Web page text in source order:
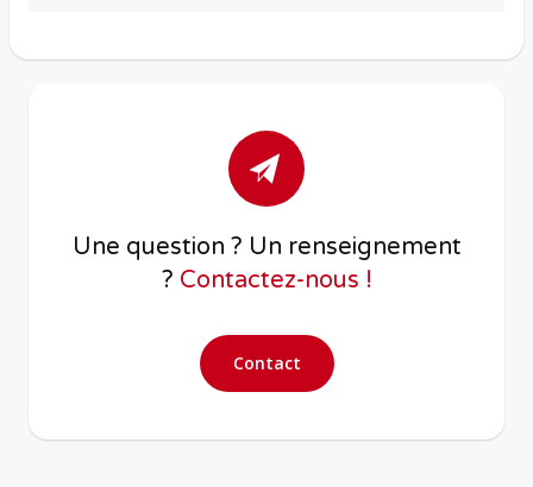
Une question ? Un renseignement
? Contactez-nous !
Contact